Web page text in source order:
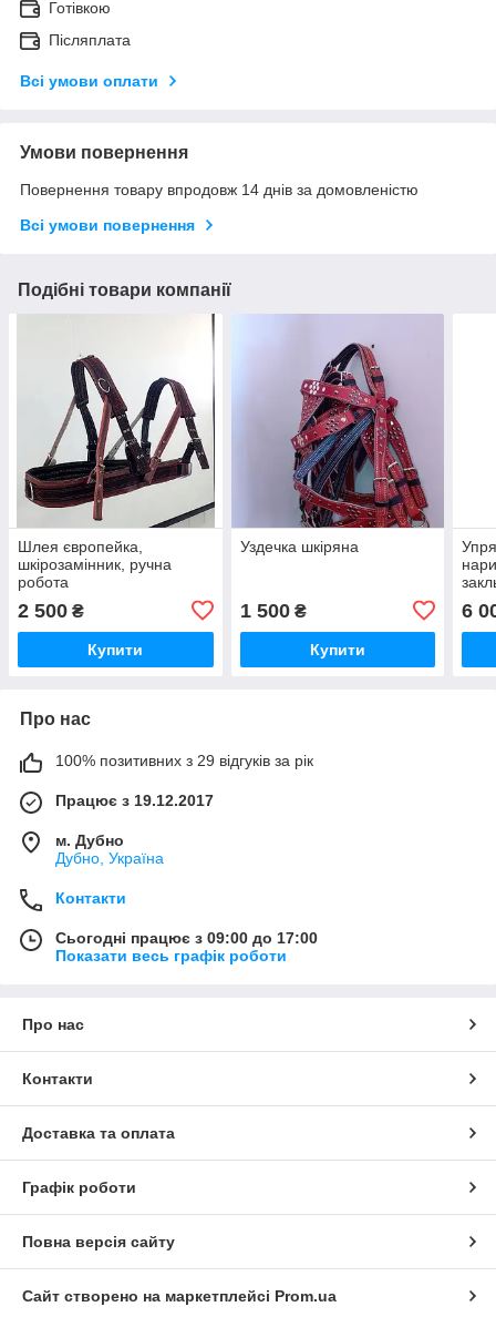
Готівкою
Післяплата
Всі умови оплати
Умови повернення
Повернення товару впродовж 14 днів за домовленістю
Всі умови повернення
Подібні товари компанії
Шлея європейка,
шкірозамінник, ручна
робота
2 500 ₴
Купити
Уздечка шкіряна
1 500₴
Купити
6
Про нас
100% позитивних з 29 відгуків за рік
Працює з 19.12.2017
м. Дубно
Дубно, Україна
Контакти
Сьогодні працює з 09:00 до 17:00
Показати весь графік роботи
Про нас
Контакти
Доставка та оплата
Графік роботи
Повна версія сайту
Сайт створено на маркетплейсі Prom.ua